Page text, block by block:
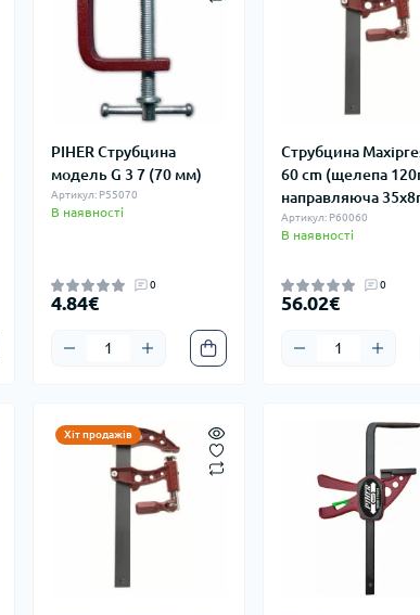
PIHER Струбцина
модeль G 3 7 (70 мм)
Артикул: P55070
В наявності
0
4.84€
Струбцина
60 cm (щелепа
направляюча
Артикул: P60060
В наявності
0
56.02€
Хіт продажів